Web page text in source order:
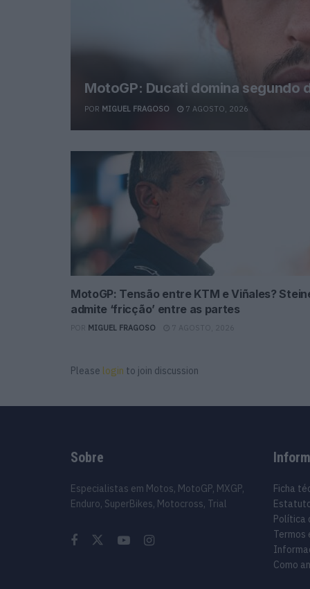
MotoGP: Ducati domina
POR MIGUEL FRAGOSO 7 AGOSTO, 2026
MotoGP: Tensão entre KTM e Viñales?
admite ‘fricção’ entre as partes
MIGUEL FRAGOSO 7 AGOSTO, 2026
Please login to join discussion
Sobre
Especialistas em Motos, MotoGP, MXGP,
Enduro, SuperBikes, Motocross, Trial
Ficha
Política
Termos
Como